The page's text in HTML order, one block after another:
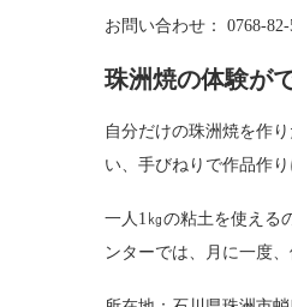
お問い合わせ： 0768-82-
珠洲焼の体験が
自分だけの珠洲焼を作
い、手びねりで作品作り
一人1㎏の粘土を使える
ンターでは、月に一度